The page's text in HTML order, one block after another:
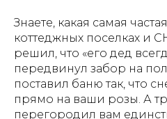
Знаете, какая самая
коттеджных поселках и
решил, что «его дед
передвинул забор на
поставил баню так, что
прямо на ваши розы. А
перегородил вам